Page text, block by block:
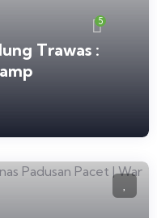
5
Trawas :